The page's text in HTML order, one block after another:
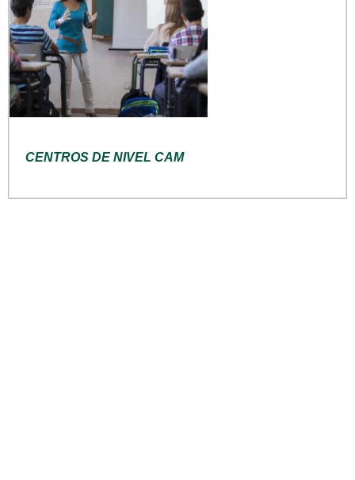
CENTROS DE NIVEL CAM